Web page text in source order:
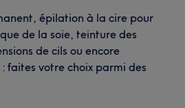
épilation à la cire pour
de la soie, teinture des
de cils ou encore
faites votre choix parmi des